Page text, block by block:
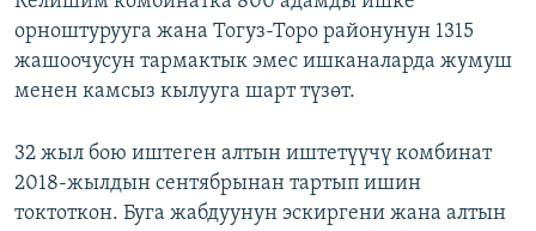
орноштурууга жана Тогуз-Торо районунун 1315
жашоочусун тармактык эмес ишканаларда жумуш
менен камсыз кылууга шарт түзөт.
32 жыл бою иштеген алтын иштетүүчү комбинат
2018-жылдын сентябрынан тартып ишин
токтоткон. Буга жабдуунун эскиргени жана алтын